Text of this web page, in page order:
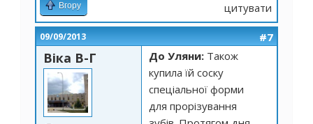
Вгору цитувати
09/09/2013 #7
Віка В-Г До Уляни: Також
купила їй соску
спеціальної форми
для прорізування